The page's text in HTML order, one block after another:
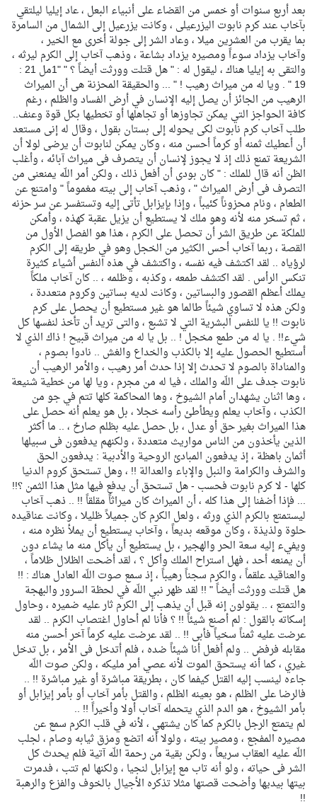
بعد أربع سنوات أو خمس من القضاء على أنبياء البعل ، عاد إيليا ليلتقي
بآخاب عند كرم نابوت اليزرعيلى ، وكانت يزرعيل إلى الشمال من السامرة
بما يقرب من العشرين ميلا ، وعاد الشر إلى جولة أخرى مع الخير ،
وآخاب يزداد سوءاً ومصيره يزداد بشاعة ، وذهب آخاب إلى الكرم ليرثه ،
والتقى به إيليا هناك ، ليقول له : " هل قتلت وورثت أيضاً ؟ " "1مل 21 :
19 " . ويا له من ميراث رهيب ! " ... والحقيقة المحزنة هى أن الميراث
الرهيب من الجائز أن يصل إليه الإنسان في أرض الفساد والظلم ، رغم
كافة الحواجز التي يمكن تجاوزها أو تجاهلها أو تخطيها بكل قوة وعنف..
طلب آخاب كرم نابوت لكى يحوله إلى بستان بقول ، وقال له إنى مستعد
أن أعطيك ثمنه أو كرماً أحسن منه ، وكان يمكن لنابوت أن يرضى لولا أن
الشريعة تمنع ذلك إذ لا يجوز لإنسان أن يتصرف فى ميراث آبائه ، وأغلب
الظن أنه قال للملك : " كان بودى أن أفعل ذلك ، ولكن أمر اللّه يمنعنى من
التصرف فى أرض الميراث " ، وذهب آخاب إلى بيته مغموماً " وامتنع عن
الطعام ، ونام محزوناً كئيباً ، وإذا بإيزابل تأتى إليه وتستفسر عن سر حزنه
، ثم تسخر منه لأنه وهو ملك لا يستطيع أن يزيل عقبة كهذه ، وأمكن
للملكة عن طريق الشر أن تحصل على الكرم ، هذا هو الفصل الأول من
القصة ، ربما آخاب أحس الكثير من الخجل وهو في طريقه إلى الكرم
لرؤياه .. لقد اكتشف فيه نفسه ، واكتشف في هذه النفس أشياء كثيرة
تنكس الرأس . لقد اكتشف طمعه ، وكذبه ، وظلمه ، .. كان آخاب ملكاً
يملك أعظم القصور والبساتين ، وكانت لديه بساتين وكروم متعددة ،
ولكن هذه لا تساوي شيئاً طالما هو غير مستطيع أن يحصل على كرم
نابوت !! يا للنفس البشرية التي لا تشبع ، والتى تريد أن تأخذ لنفسها كل
شيء!! . يا له من طمع مخجل ! .. بل يا له من ميراث قبيح ! ذاك الذي لا
أستطيع الحصول عليه إلا بالكذب والخداع والغش .. نادوا بصوم ،
والمناداة بالصوم لا تحدث إلا إذا حدث أمر رهيب ، والأمر الرهيب أن
نابوت جدف على اللّه والملك ، فيا له من مجرم ، ويا لها من خطية شنيعة
، وها اثنان يشهدان أمام الشيوخ ، وها المحاكمة كلها تتم في جو من
الكذب ، وآخاب يعلم ويطأطئ رأسه خجلا ، بل هو يعلم أنه حصل على
هذا الميراث بغير حق أو عدل ، بل حصل عليه بظلم صارخ ، .. ما أكثر
الذين يأخذون من الناس مواريث متعددة ، ولكنهم يدفعون فى سبيلها
أثمان باهظة ، إذ يدفعون المبادئ الروحية والأدبية : يدفعون الحق
والشرف والكرامة والنبل والإباء والعدالة !! ، وهل تستحق كروم الدنيا
كلها - لا كرم نابوت فحسب - هل تستحق أن يدفع فيها مثل هذا الثمن ؟!!
... فإذا أضفنا إلى هذا كله ، أن الميراث كان ميراثاً مقلقاً !! .. ذهب آخاب
ليستمتع بالكرم الذي ورثه ، ولعل الكرم كان جميلاً ظليلا ، وكانت عناقيده
حلوة ولذيذة ، وكان موقعه بديعاً ، وآخاب يستطيع أن يملأ نظره منه ،
ويفيء إليه سعة الحر والهجير ، بل يستطيع أن يأكل منه ما يشاء دون
أن يمنعه أحد ، فهل استراح الملك وأكل ؟ ، لقد أضحت الظلال ظلاماً ،
والعناقيد علقماً ، والكرم سجناً رهيباً ، إذ سمع صوت اللّه العادل هناك : !!
هل قتلت وورثت أيضاً " !! لقد ظهر نبي اللّه في لحظة السرور والبهجة
والتمتع ، .. يقولون إنه قبل أن يذهب إلى الكرم ثار عليه ضميره ، وحاول
إسكاته بالقول : لم أصنع شيئاً !! ؟ فأنا لم أحاول اغتصاب الكرم .. لقد
عرضت عليه ثمناً سخياً فأبى !! .. لقد عرضت عليه كرماً آخر أحسن منه
مقابله فرفض .. ولم أفعل أنا شيئاً ضده ، فلم أتدخل فى الأمر ، بل تدخل
غيري ، كما أنه يستحق الموت لأنه عصي أمر مليكه ، ولكن صوت اللّه
جاءه لينسب إليه القتل كيفما كان ، بطريقة مباشرة أو غير مباشرة !! ..
فالرضا على الظلم ، هو بعينه الظلم ، والقتل بأمر آخاب أو بأمر إيزابل أو
بأمر الشيوخ ، هو الدم الذي يتحمله آخاب أولا وأخيراً !! ..
لم يتمتع الرجل بالكرم كما كان يشتهي ، لأنه في قلب الكرم سمع عن
مصيره المفجع ، ومصير بيته ، ولولا أنه اتضع ومزق ثيابه وصام ، لجلب
اللّه عليه العقاب سريعاً ، ولكن بقية من رحمة اللّه آتية فلم يحدث كل
الشر فى حياته ، ولو أنه تاب مع إيزابل لنجيا ، ولكنها لم تتب ، فدمرت
بيتها بيديها وأضحت قصتها مثلا تذكره الأجيال بالخوف والفزع والرهبة
!!